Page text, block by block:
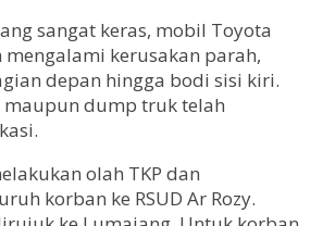
sangat keras, mobil Toyota
kerusakan parah,
depan hingga bodi sisi kiri.
maupun dump truk telah
olah TKP dan
korban ke RSUD Ar Rozy.